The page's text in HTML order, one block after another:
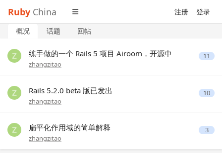
Ruby China 注册 登录
概况 话题 回帖
练手做的一个 Rails 5 项目 Airoom，开源中
zhangzitao
11
Rails 5.2.0 beta 版已发出
zhangzitao
10
扁平化作用域的简单解释
zhangzitao
3